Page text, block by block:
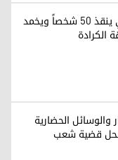
بغداد.. الدفاع المدني ينقذ 50 شخصاً ويخمد
الكرادة
والوسائل الحضارية
لحل قضية شعب